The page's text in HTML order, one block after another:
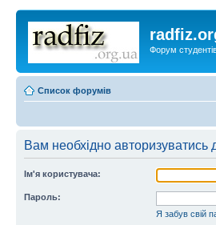
Форум
Список форумів
Вам необхідно
Ім'я користувача:
Пароль:
Я забув свій